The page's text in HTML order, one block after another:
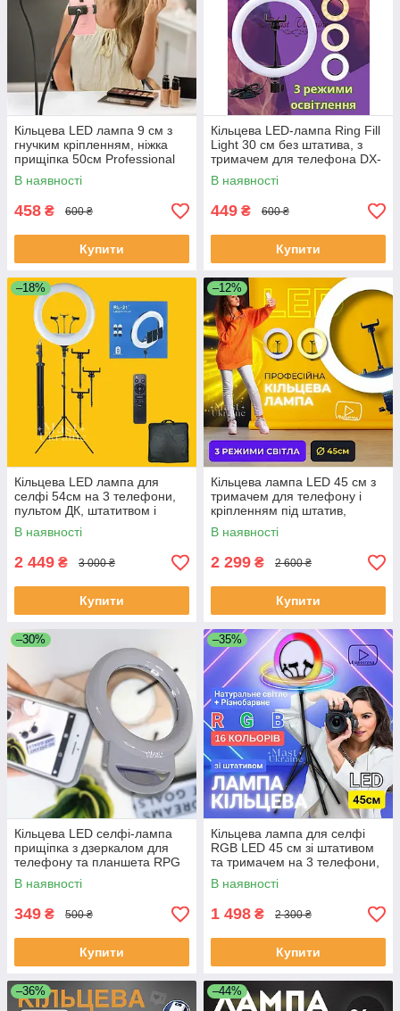
Кільцева LED лампа 9 см з
гнучким кріпленням, ніжка
прищіпка 50см Professional
Live Streem LS-0066-Black
В наявності
458 ₴ 600 ₴
Купити
Кільцева LED-лампа Ring Fill
Light 30 см без штатива, з
тримачем для телефона DX-
300
В наявності
449 ₴ 600 ₴
Купити
–18%
Кільцева LED лампа для
селфі 54см на 3 телефони,
пультом ДК, штатитвом і
сумкою-чохлом Ring Light -
RL-21T.
В наявності
2 449 ₴ 3 000 ₴
Купити
–12%
Кільцева лампа LED 45 см з
тримачем для телефону і
кріпленням під штатив,
світлодіодна лампа-кільце,
HQ-18
В наявності
2 299 ₴ 2 600 ₴
Купити
–30%
Кільцева LED селфі-лампа
прищіпка з дзеркалом для
телефону та планшета RPG
11см Selfie Ring Light A4S-
White
В наявності
349 ₴ 500 ₴
Купити
–35%
Кільцева лампа для селфі
RGB LED 45 см зі штативом
та тримачем на 3 телефони,
16 кольорів, MJ-45T
В наявності
1 498 ₴ 2 300 ₴
Купити
–36% –44%